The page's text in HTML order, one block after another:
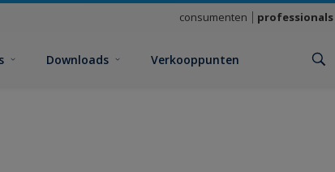
consumenten professionals
Downloads Verkooppunten